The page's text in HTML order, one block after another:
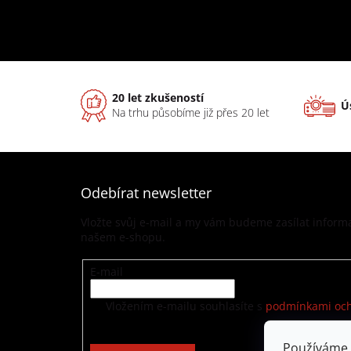
20 let zkušeností
Na trhu působíme již přes 20 let
Odebírat newsletter
Vložte svůj e-mail a my vám budeme zasílat
našem e-shopu.
E-mail
Vložením e-mailu souhlasíte s podmínkami